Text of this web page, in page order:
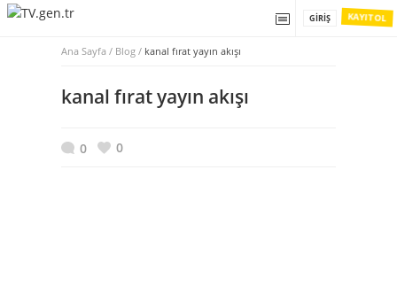
KAYIT OL
GIRIŞ
Ana Sayfa / Blog / kanal fırat yayın akışı
kanal fırat yayın akışı
0 0